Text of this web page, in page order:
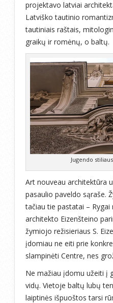
projektavo latviai
Latviško tautinio
tautiniais raštais,
graikų ir romėnų, o baltų.
Jugendo
Art nouveau architektūra
pasaulio paveldo sąraše.
tačiau tie pastatai –
architekto Eizenšteino
žymiojo režisieriaus S.
įdomiau ne eiti prie
slampinėti Centre, nes
Ne mažiau įdomu užeiti į
vidų. Vietoje baltų lubų
laiptinės išpuoštos tarsi